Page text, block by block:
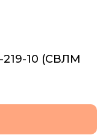
10 (СВЛМ